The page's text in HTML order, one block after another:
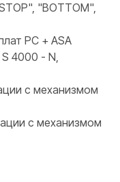
"BOTTOM",
PC + ASA
4000 - N,
с механизмом
с механизмом